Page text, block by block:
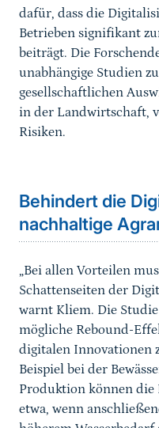
dafür, dass die
Betrieben signifikant
beiträgt. Die
unabhängige Studien
gesellschaftlichen
in der Landwirtschaft,
Risiken.
​​​​​​​Behindert die
nachhaltige
„Bei allen Vorteilen
Schattenseiten der
warnt Kliem. Die
mögliche Rebound-
digitalen Innovationen
Beispiel bei der
Produktion können die
etwa, wenn